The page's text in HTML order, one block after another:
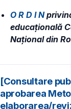
O R D I N
educațională
Național din
[Consultare
aprobarea
elaborarea/